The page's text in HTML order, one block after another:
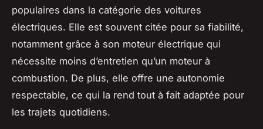
populaires dans la catégorie des voitures
électriques. Elle est souvent citée pour sa fiabilité,
notamment grâce à son moteur électrique qui
nécessite moins d’entretien qu’un moteur à
combustion. De plus, elle offre une autonomie
respectable, ce qui la rend tout à fait adaptée pour
les trajets quotidiens.